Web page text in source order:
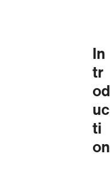
In
tr
od
uc
ti
on